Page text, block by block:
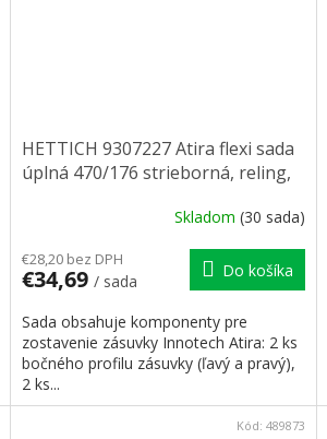
HETTICH 9307227 Atira flexi sada
úplná 470/176 strieborná, reling,
Skladom (30 sada)
€28,20 bez DPH
€34,69 / sada
Do košíka
Sada obsahuje komponenty pre
zostavenie zásuvky Innotech Atira: 2 ks
bočného profilu zásuvky (ľavý a pravý),
2 ks...
Kód: 489873